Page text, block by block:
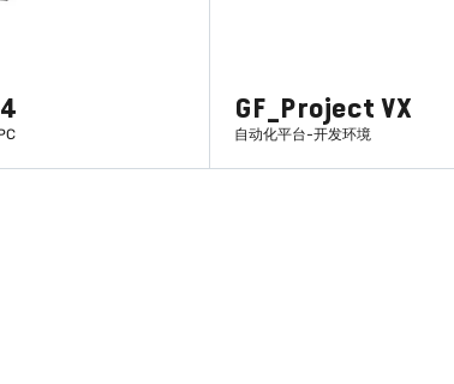
GF_Project VX
自动化平台-开发环境